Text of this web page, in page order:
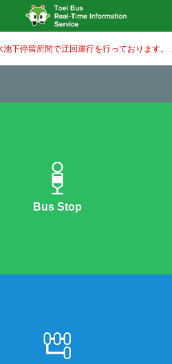
下停留所間で迂回運行を行っております。
Bus Stop